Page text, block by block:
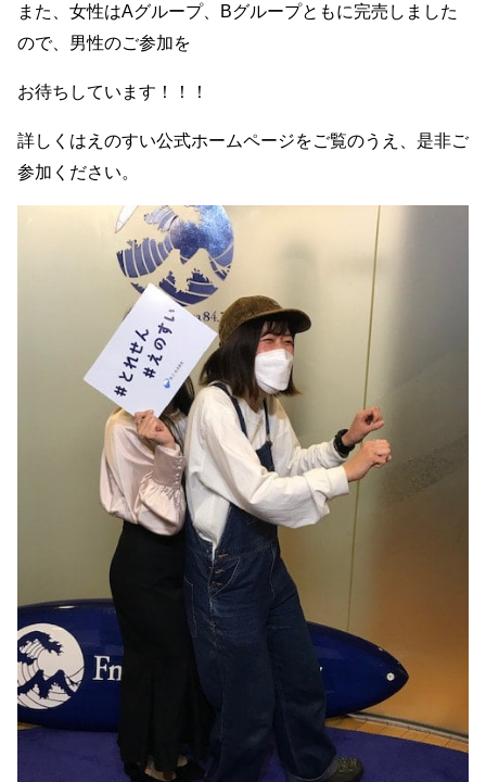
また、女性はAグループ、 Bグループともに完売しました
ので、男性のご参加を
お待ちしています！！！
詳しくはえのすい公式ホームページをご覧のうえ、是非ご
参加ください。